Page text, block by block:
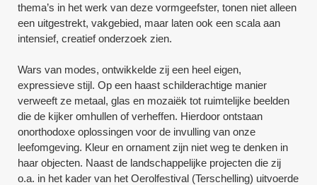
thema’s in het werk van deze vormgeefster, tonen niet alleen
een uitgestrekt, vakgebied, maar laten ook een scala aan
intensief, creatief onderzoek zien.
Wars van modes, ontwikkelde zij een heel eigen,
expressieve stijl. Op een haast schilderachtige manier
verweeft ze metaal, glas en mozaiëk tot ruimtelijke beelden
die de kijker omhullen of verheffen. Hierdoor ontstaan
onorthodoxe oplossingen voor de invulling van onze
leefomgeving. Kleur en ornament zijn niet weg te denken in
haar objecten. Naast de landschappelijke projecten die zij
o.a. in het kader van het Oerolfestival (Terschelling) uitvoerde